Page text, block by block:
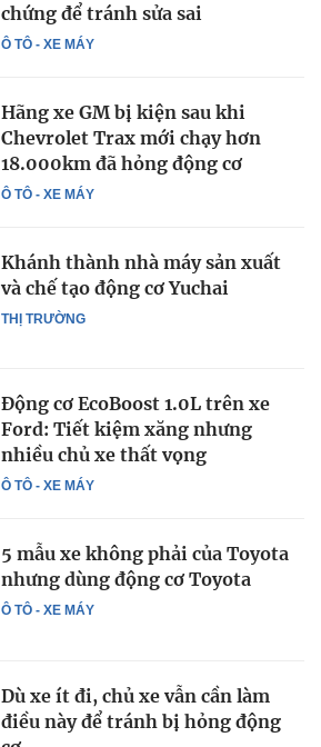
Ô TÔ - XE MÁY
chứng để tránh sửa sai
Ô TÔ - XE MÁY
Hãng xe GM bị kiện sau khi
Chevrolet Trax mới chạy hơn
18.000km đã hỏng động cơ
THỊ TRƯỜNG
Khánh thành nhà máy sản xuất
và chế tạo động cơ Yuchai
Ô TÔ - XE MÁY
Động cơ EcoBoost 1.0L trên xe
Ford: Tiết kiệm xăng nhưng
nhiều chủ xe thất vọng
Ô TÔ - XE MÁY
5 mẫu xe không phải của Toyota
nhưng dùng động cơ Toyota
Dù xe ít đi, chủ xe vẫn cần làm
điều này để tránh bị hỏng động